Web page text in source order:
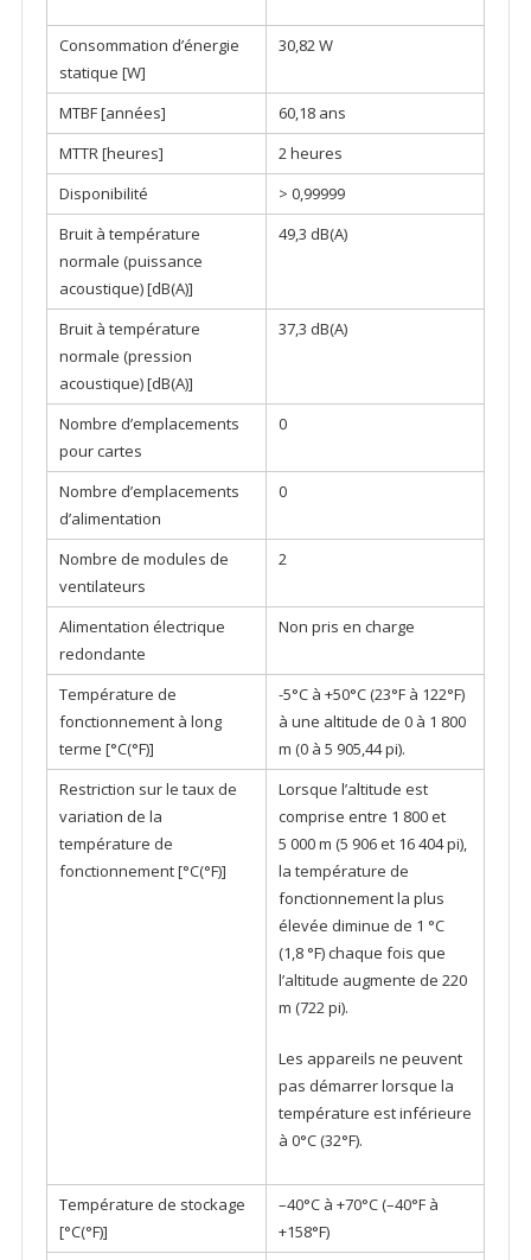
Consommation d’énergie
statique [W]
30,82 W
MTBF [années]
60,18 ans
MTTR [heures]
2 heures
Disponibilité
> 0,99999
Bruit à température
normale (puissance
acoustique) [dB(A)]
49,3 dB(A)
Bruit à température
normale (pression
acoustique) [dB(A)]
37,3 dB(A)
Nombre d’emplacements
pour cartes
0
Nombre d’emplacements
d’alimentation
0
Nombre de modules de
ventilateurs
2
Alimentation électrique
redondante
Non pris en charge
Température de
fonctionnement à long
terme [°C(°F)]
-5°C à +50°C (23°F à 122°F)
à une altitude de 0 à 1 800
m (0 à 5 905,44 pi).
Restriction sur le taux de
variation de la
température de
fonctionnement [°C(°F)]
Lorsque l’altitude est
comprise entre 1 800 et
5 000 m (5 906 et 16 404 pi),
la température de
fonctionnement la plus
élevée diminue de 1 °C
(1,8 °F) chaque fois que
l’altitude augmente de 220
m (722 pi).
Les appareils ne peuvent
pas démarrer lorsque la
température est inférieure
à 0°C (32°F).
Température de stockage
[°C(°F)]
–40°C à +70°C (–40°F à
+158°F)